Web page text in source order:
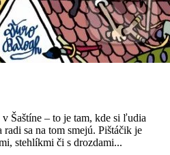
Šaštíne – to je tam, kde si ľudia
sa na tom smejú. Pištáčik je
stehlíkmi či s drozdami...